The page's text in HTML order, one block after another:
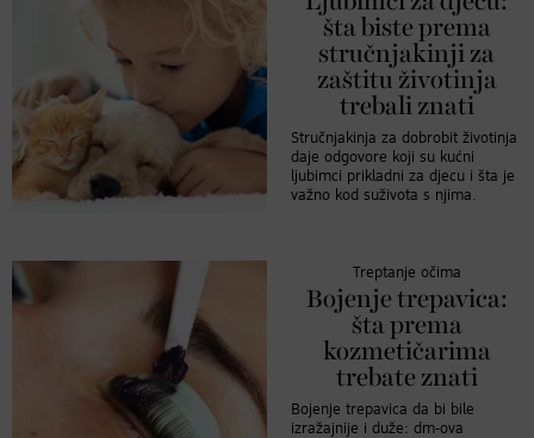
šta biste prema
stručnjakinji za
zaštitu životinja
trebali znati
Stručnjakinja za dobrobit životinja
daje odgovore koji su kućni
ljubimci prikladni za djecu i šta je
važno kod suživota s njima.
Treptanje očima
Bojenje trepavica:
šta prema
kozmetičarima
trebate znati
Bojenje trepavica da bi bile
izražajnije i duže: dm-ova